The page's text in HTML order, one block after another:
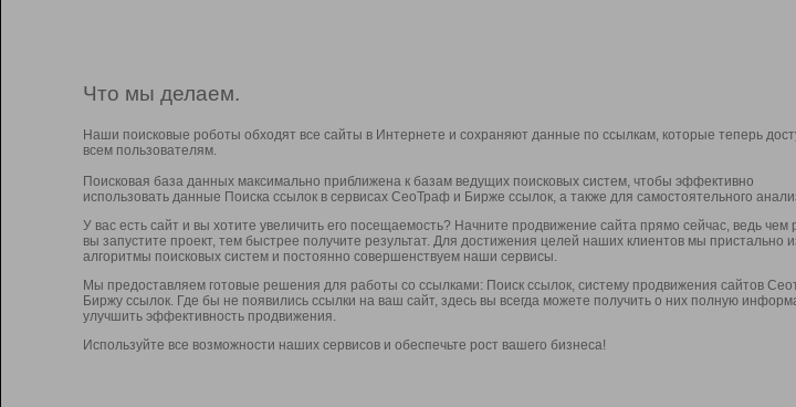
Что мы делаем.
Наши поисковые роботы обходят все сайты в Интернете и сохраняют данные по ссылкам, которые теперь
всем пользователям.
Поисковая база данных максимально приближена к базам ведущих поисковых систем, чтобы эффективно
использовать данные Поиска ссылок в сервисах СеоТраф и Бирже ссылок, а также для самостоятельного
У вас есть сайт и вы хотите увеличить его посещаемость? Начните продвижение сайта прямо сейчас, ведь чем
вы запустите проект, тем быстрее получите результат. Для достижения целей наших клиентов мы пристально
алгоритмы поисковых систем и постоянно совершенствуем наши сервисы.
Мы предоставляем готовые решения для работы со ссылками: Поиск ссылок, систему продвижения сайтов
Биржу ссылок. Где бы не появились ссылки на ваш сайт, здесь вы всегда можете получить о них полную
улучшить эффективность продвижения.
Используйте все возможности наших сервисов и обеспечьте рост вашего бизнеса!